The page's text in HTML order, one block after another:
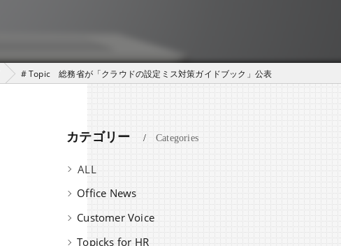
# Topic 総務省が「クラウドの設定ミス対策ガイドブック」公表
カテゴリー Categories
全てのカテゴリー
Office News
Customer Voice
Topicks for HR